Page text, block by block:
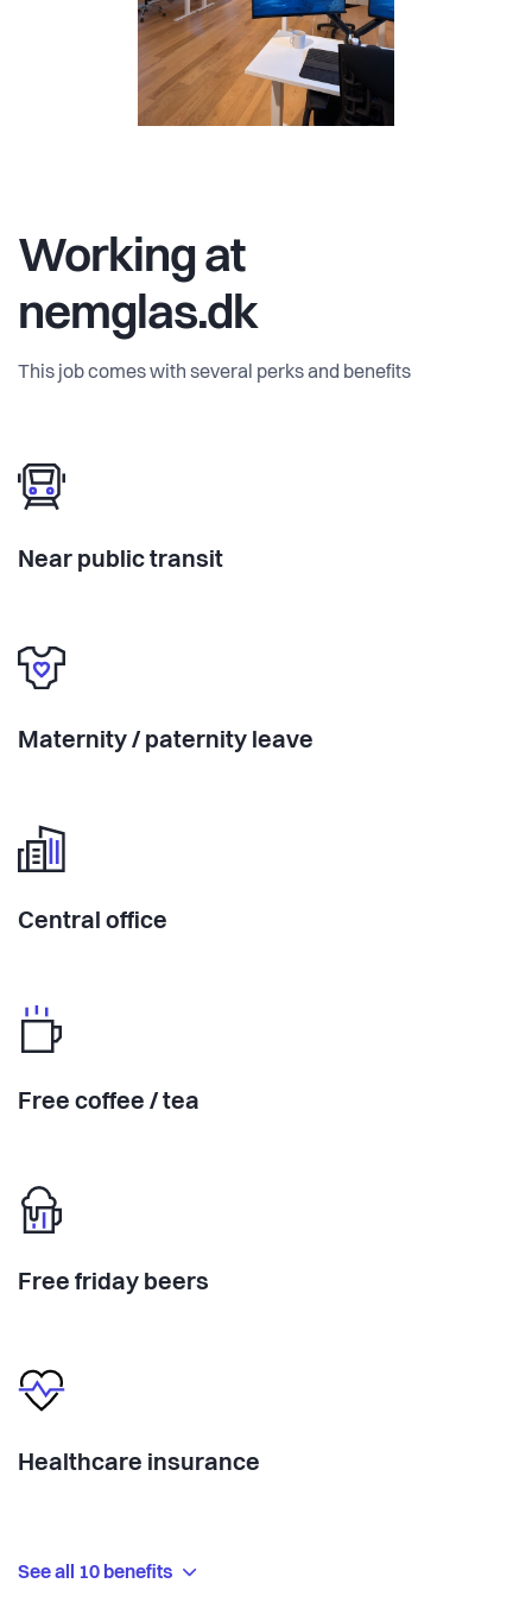
Working at
nemglas.dk
This job comes with several perks and benefits
Near public transit
Maternity / paternity leave
Central office
Free coffee / tea
Free friday beers
Healthcare insurance
See all 10 benefits